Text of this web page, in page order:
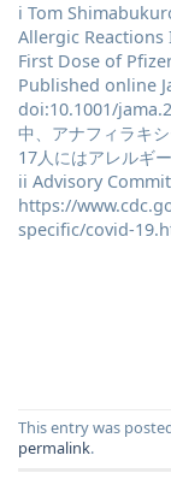
i Tom
Allergic
First Dose of
Published online
doi:10.1001/
中、アナフィラキ
17⼈にはアレルギ
ii Advisory
https://
specific/covid-
This entry was
permalink.